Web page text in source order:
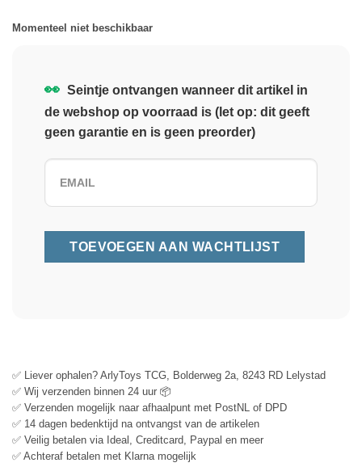
Momenteel niet beschikbaar
👀 Seintje ontvangen wanneer dit artikel in
de webshop op voorraad is (let op: dit geeft
geen garantie en is geen preorder)
✅ Liever ophalen? ArlyToys TCG, Bolderweg 2a, 8243 RD Lelystad
✅ Wij verzenden binnen 24 uur 📦
✅ Verzenden mogelijk naar afhaalpunt met PostNL of DPD
✅ 14 dagen bedenktijd na ontvangst van de artikelen
✅ Veilig betalen via Ideal, Creditcard, Paypal en meer
✅ Achteraf betalen met Klarna mogelijk